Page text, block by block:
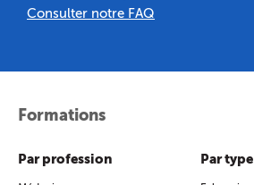
Consulter notre FAQ
Formations
Par profession Par type